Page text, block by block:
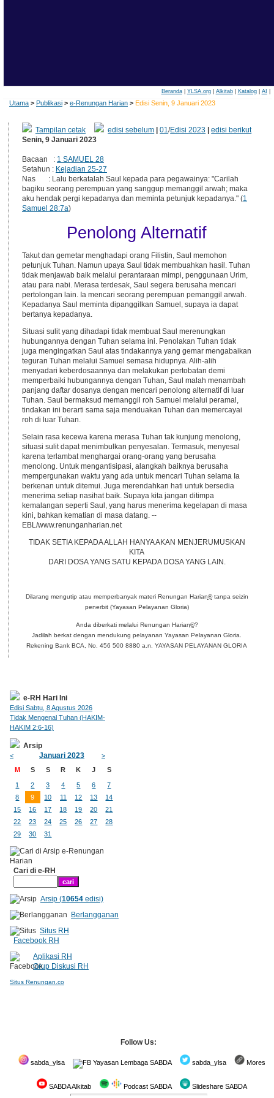
Beranda| YLSA.org| Alkitab| Katalog| AI
Utama > Publikasi > e-Renungan Harian > Edisi Senin, 9 Januari 2023
Tampilan cetak edisi sebelum |01/Edisi 2023 |edisi berikut
Senin, 9 Januari 2023
Bacaan : 1 SAMUEL 28
Setahun : Kejadian 25-27
Nas : Lalu berkatalah Saul kepada para pegawainya: "Carilah
bagiku seorang perempuan yang sanggup memanggil arwah; maka
aku hendak pergi kepadanya dan meminta petunjuk kepadanya." (1
Samuel 28:7a)
Penolong Alternatif
Takut dan gemetar menghadapi orang Filistin, Saul memohon
petunjuk Tuhan. Namun upaya Saul tidak membuahkan hasil. Tuhan
tidak menjawab baik melalui perantaraan mimpi, penggunaan Urim,
atau para nabi. Merasa terdesak, Saul segera berusaha mencari
pertolongan lain. Ia mencari seorang perempuan pemanggil arwah.
Kepadanya Saul meminta dipanggilkan Samuel, supaya ia dapat
bertanya kepadanya.
Situasi sulit yang dihadapi tidak membuat Saul merenungkan
hubungannya dengan Tuhan selama ini. Penolakan Tuhan tidak
juga mengingatkan Saul atas tindakannya yang gemar mengabaikan
teguran Tuhan melalui Samuel semasa hidupnya. Alih-alih
menyadari keberdosaannya dan melakukan pertobatan demi
memperbaiki hubungannya dengan Tuhan, Saul malah menambah
panjang daftar dosanya dengan mencari penolong alternatif di luar
Tuhan. Saul bermaksud memanggil roh Samuel melalui peramal,
tindakan ini berarti sama saja menduakan Tuhan dan memercayai
roh di luar Tuhan.
Selain rasa kecewa karena merasa Tuhan tak kunjung menolong,
situasi sulit dapat menimbulkan penyesalan. Termasuk, menyesal
karena terlambat menghargai orang-orang yang berusaha
menolong. Untuk mengantisipasi, alangkah baiknya berusaha
mempergunakan waktu yang ada untuk mencari Tuhan selama Ia
berkenan untuk ditemui. Juga merendahkan hati untuk bersedia
menerima setiap nasihat baik. Supaya kita jangan ditimpa
kemalangan seperti Saul, yang harus menerima kegelapan di masa
kini, bahkan kematian di masa datang. --
EBL/www.renunganharian.net
TIDAK SETIA KEPADA ALLAH HANYA AKAN MENJERUMUSKAN
KITA
DARI DOSA YANG SATU KEPADA DOSA YANG LAIN.
Dilarang mengutip atau memperbanyak materi Renungan Harian®tanpa seizin
penerbit (Yayasan Pelayanan Gloria)
Anda diberkati melalui Renungan Harian®?
Jadilah berkat dengan mendukung pelayanan Yayasan Pelayanan Gloria.
Rekening Bank BCA, No. 456 500 8880 a.n. YAYASAN PELAYANAN GLORIA
e-RH Hari Ini
Edisi Sabtu, 8 Agustus 2026
Tidak Mengenal Tuhan (HAKIM-
HAKIM 2:6-16)
Arsip
< Januari 2023
>
M
S S R K J S
1 2 3 4 5 6
7
8
9 10 11 12 13
14
15
16 17 18 19 20
21
22
23 24 25 26 27
28
29
30 31
Cari di e-RH
Arsip (10654edisi)
Berlangganan
Situs RH
Facebook RH
Aplikasi RH
Grup Diskusi RH
Situs Renungan.co
Follow Us:
sabda_ylsa Yayasan Lembaga SABDA sabda_ylsa Mores
SABDA Alkitab Podcast SABDA Slideshare SABDA